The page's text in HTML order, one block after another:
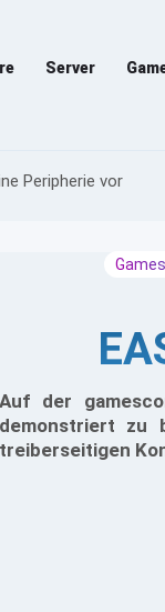
Server
Peripherie vor
Auf der
demonstriert zu
treiberseitigen